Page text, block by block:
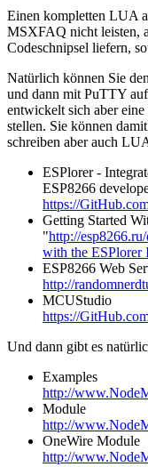
Einen kompletten LUA
MSXFAQ nicht leisten,
Codeschnipsel liefern,
Natürlich können Sie
und dann mit PuTTY
entwickelt sich aber
stellen. Sie können
schreiben aber auch
ESPlorer -
ESP8266
https://
Getting Started
"http://
with the ESPlorer
ESP8266 Web
http://
MCUStudio
https://
Und dann gibt es
Examples
http://
Module
http://
OneWire Module
http://